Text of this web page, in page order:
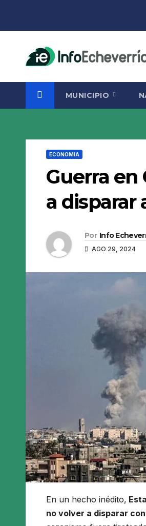
MUNICIPIO
ECONOMIA
Guerra en
a disparar
Por Info
AGO 29, 2024
En un hecho inédito,
no volver a disparar